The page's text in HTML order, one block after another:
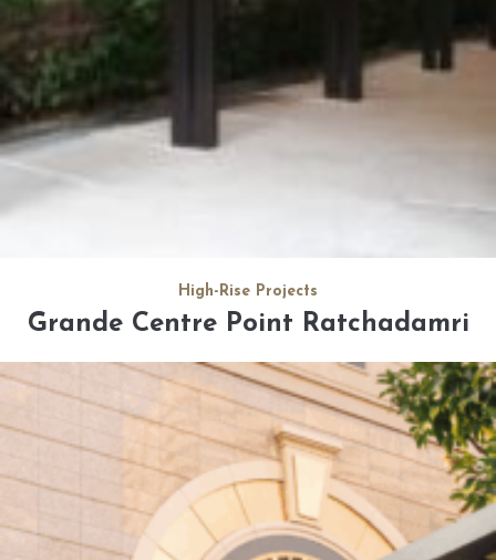
High-Rise Projects
Grande Centre Point Ratchadamri